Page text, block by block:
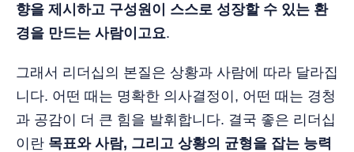
향을 제시하고 구성원이 스스로 성장할 수 있는 환
경을 만드는 사람이고요.
그래서 리더십의 본질은 상황과 사람에 따라 달라집
니다. 어떤 때는 명확한 의사결정이, 어떤 때는 경청
과 공감이 더 큰 힘을 발휘합니다. 결국 좋은 리더십
이란 목표와 사람, 그리고 상황의 균형을 잡는 능력